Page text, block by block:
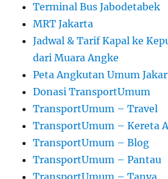
Terminal Bus Jabodetabek
MRT Jakarta
Jadwal & Tarif Kapal ke
dari Muara Angke
Peta Angkutan Umum
Donasi TransportUmum
TransportUmum – Travel
TransportUmum – Kereta
TransportUmum – Blog
TransportUmum – Pantau
TransportUmum – Tanya